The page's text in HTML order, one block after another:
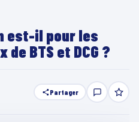
est-il pour les
BTS et DCG ?
Partager